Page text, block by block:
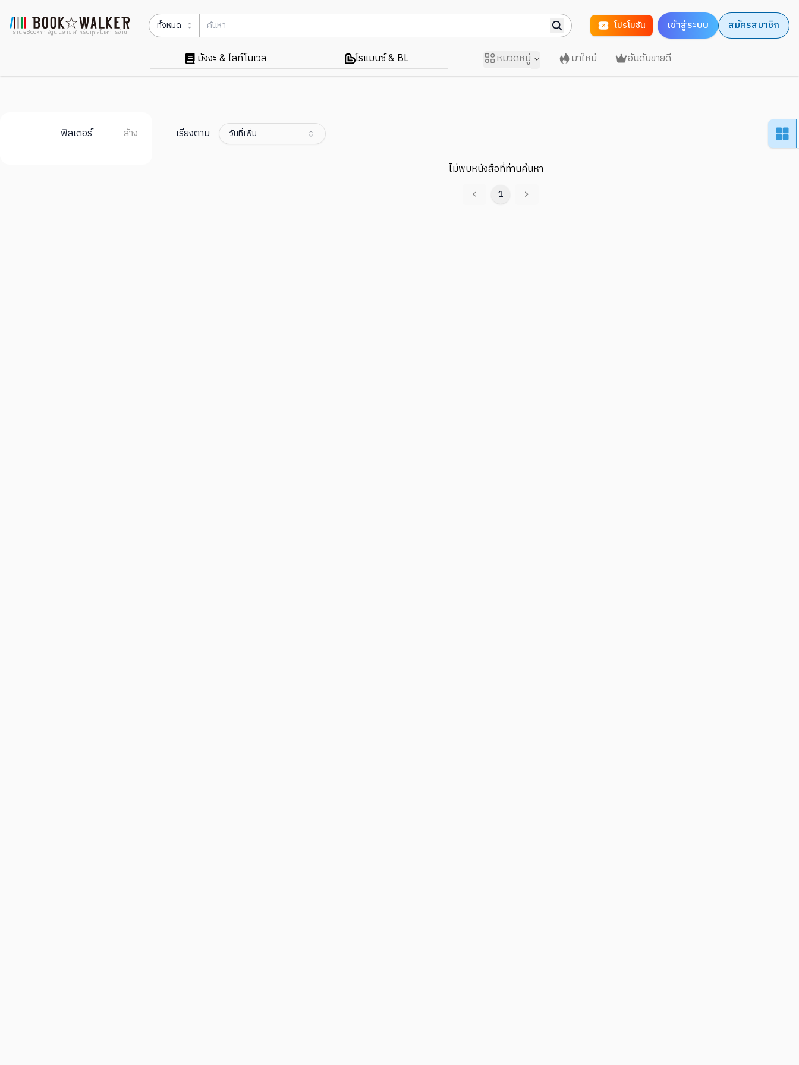
ร้าน eBook การ์ตูน นิยาย สำหรับทุกสไตล์การอ่าน
ทั้งหมด โปรโมชัน เข้าสู่ระบบ สมัครสมาชิก
มังงะ & ไลท์โนเวล โรแมนซ์ & BL หมวดหมู่ มาใหม่ อันดับขายดี
ฟิลเตอร์ ล้าง เรียงตาม วันที่เพิ่ม
ไม่พบหนังสือที่ท่านค้นหา
< 1 >